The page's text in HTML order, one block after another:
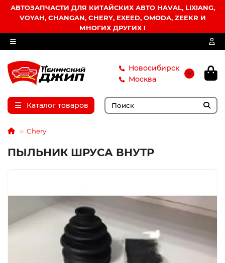
АВТОЗАПЧАСТИ ДЛЯ КИТАЙСКИХ АВТО HAVAL, LIXIANG,
VOYAH, CHANGAN, CHERY, EXEED, OMODA, ZEEKR И
МНОГИХ ДРУГИХ !
Новосибирск
Москва
Каталог товаров
Chery
ПЫЛЬНИК ШРУСА ВНУТР